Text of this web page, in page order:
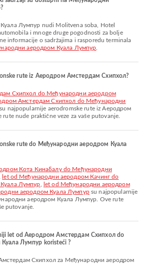
i mnoge druge pogodnosti za bolje
informacije o sadržajima i rasporedu terminala
аеродром Куала Лумпур
rute iz Aеродром Амстердам Схипхол?
Амстердам Схипхол do Међународни
najpopularnije aerodromske rute iz Aеродром
nude praktične veze za vaše putovanje.
rute do Међународни аеродром Куала
let od Међународни аеродром Качинг do
Лумпур
let od Међународни аеродром
аеродром Куала Лумпурsu najpopularnije
аеродром Куала Лумпур. Ove rute
putovanje.
let od Aеродром Амстердам Схипхол do
Лумпур koristeći ?